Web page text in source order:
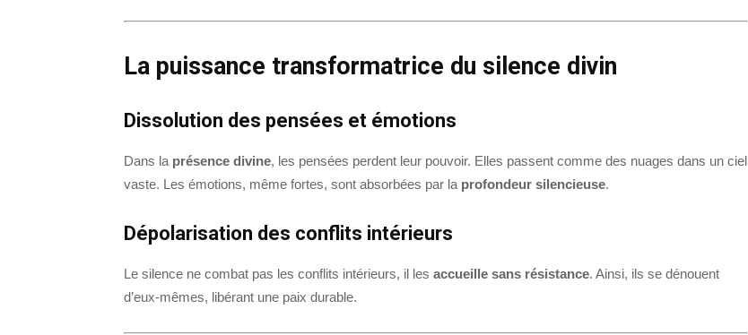
La puissance transformatrice du silence divin
Dissolution des pensées et émotions
Dans la présence divine, les pensées perdent leur pouvoir. Elles passent comme des nuages dans un ciel
vaste. Les émotions, même fortes, sont absorbées par la profondeur silencieuse.
Dépolarisation des conflits intérieurs
Le silence ne combat pas les conflits intérieurs, il les accueille sans résistance. Ainsi, ils se dénouent
d’eux-mêmes, libérant une paix durable.